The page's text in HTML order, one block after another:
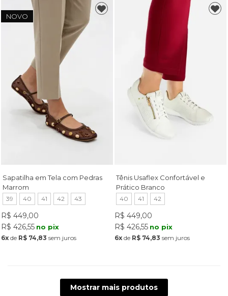
NOVO
Sapatilha em Tela com Pedras
Marrom
39 40 41 42 43
R$ 449,00
R$ 426,55 no pix
6xde R$ 74,83 sem juros
Tênis Usaflex Confortável e
Prático Branco
40 41 42
R$ 449,00
R$ 426,55 no pix
6x de R$ 74,83 sem juros
Mostrar mais produtos